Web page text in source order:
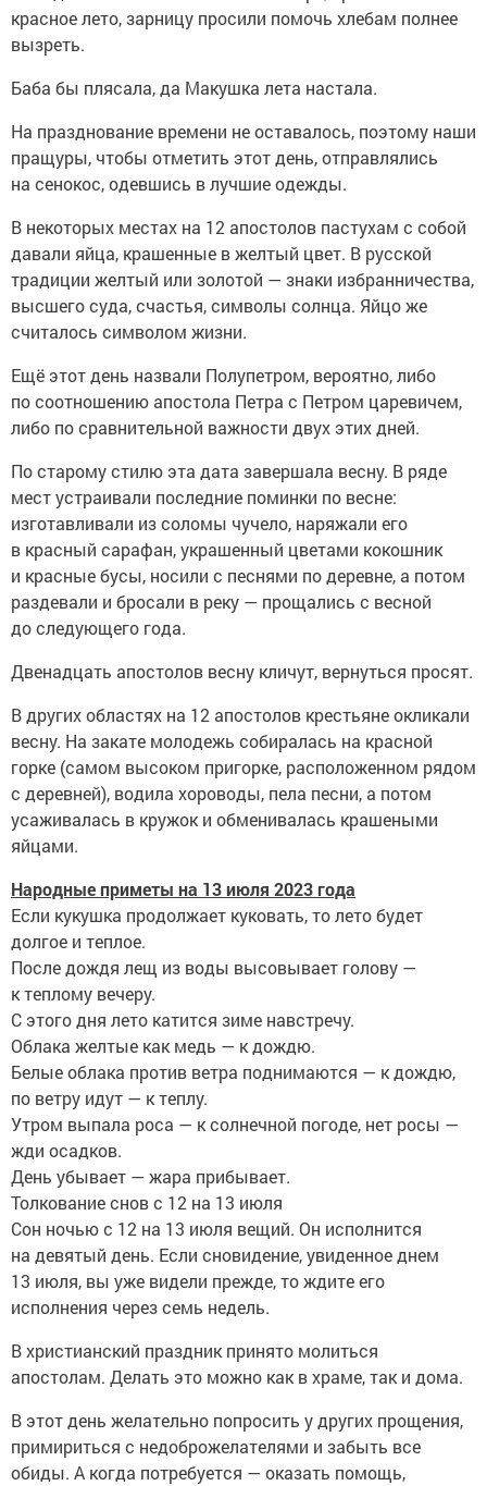
красное лето, зарницу просили помочь хлебам полнее
вызреть.
Баба бы плясала, да Макушка лета настала.
На празднование времени не оставалось, поэтому наши
пращуры, чтобы отметить этот день, отправлялись
на сенокос, одевшись в лучшие одежды.
В некоторых местах на 12 апостолов пастухам с собой
давали яйца, крашенные в желтый цвет. В русской
традиции желтый или золотой — знаки избранничества,
высшего суда, счастья, символы солнца. Яйцо же
считалось символом жизни.
Ещё этот день назвали Полупетром, вероятно, либо
по соотношению апостола Петра с Петром царевичем,
либо по сравнительной важности двух этих дней.
По старому стилю эта дата завершала весну. В ряде
мест устраивали последние поминки по весне:
изготавливали из соломы чучело, наряжали его
в красный сарафан, украшенный цветами кокошник
и красные бусы, носили с песнями по деревне, а потом
раздевали и бросали в реку — прощались с весной
до следующего года.
Двенадцать апостолов весну кличут, вернуться просят.
В других областях на 12 апостолов крестьяне окликали
весну. На закате молодежь собиралась на красной
горке (самом высоком пригорке, расположенном рядом
с деревней), водила хороводы, пела песни, а потом
усаживалась в кружок и обменивалась крашеными
яйцами.
Народные приметы на 13 июля 2023 года
Если кукушка продолжает куковать, то лето будет
долгое и теплое.
После дождя лещ из воды высовывает голову —
к теплому вечеру.
С этого дня лето катится зиме навстречу.
Облака желтые как медь — к дождю.
Белые облака против ветра поднимаются — к дождю,
по ветру идут — к теплу.
Утром выпала роса — к солнечной погоде, нет росы —
жди осадков.
День убывает — жара прибывает.
Толкование снов с 12 на 13 июля
Сон ночью с 12 на 13 июля вещий. Он исполнится
на девятый день. Если сновидение, увиденное днем
13 июля, вы уже видели прежде, то ждите его
исполнения через семь недель.
В христианский праздник принято молиться
апостолам. Делать это можно как в храме, так и дома.
В этот день желательно попросить у других прощения,
примириться с недоброжелателями и забыть все
обиды. А когда потребуется — оказать помощь,